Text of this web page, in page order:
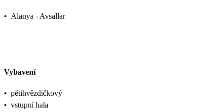
• Alanya - Avsallar
Vybavení
• pětihvězdičkový
• vstupní hala